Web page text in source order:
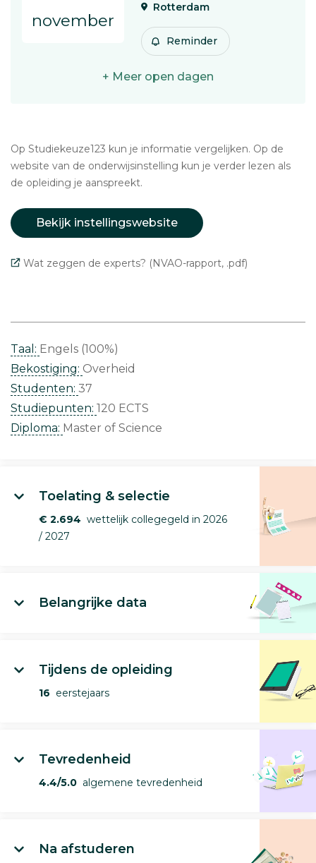
november
Rotterdam
Reminder
+ Meer open dagen
Op Studiekeuze123 kun je informatie vergelijken. Op de
website van de onderwijsinstelling kun je verder lezen als
de opleiding je aanspreekt.
Bekijk instellingswebsite
Wat zeggen de experts? (NVAO-rapport, .pdf)
Taal: Engels (100%)
Bekostiging: Overheid
Studenten: 37
Studiepunten: 120 ECTS
Diploma: Master of Science
Toelating & selectie
€ 2.694 wettelijk collegegeld in 2026
/ 2027
Belangrijke data
Tijdens de opleiding
16 eerstejaars
Tevredenheid
4.4/5.0 algemene tevredenheid
Na afstuderen